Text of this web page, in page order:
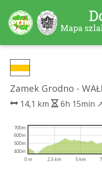
Mapa
Zamek Grodno -
14,1 km 6h 15min
0 m 2,5 km 5 km
400m
500m
600m
700m